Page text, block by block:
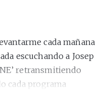
cada mañana
escuchando a Josep
retransmitiendo
cada programa